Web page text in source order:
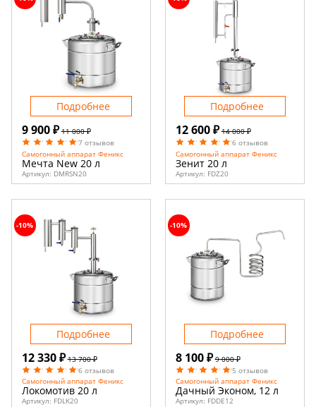
9 900 ₽ 11 000 ₽
7 отзывов
Самогонный аппарат Феникс
Мечта New 20 л
Артикул: DMRSN20
Подробнее
12 600 ₽ 14 000 ₽
6 отзывов
Самогонный аппарат Феникс
Зенит 20 л
Артикул: FDZ20
Подробнее
12 330 ₽ 13 700 ₽
6 отзывов
Самогонный аппарат Феникс
Локомотив 20 л
Артикул: FDLK20
-10%
Подробнее
8 100 ₽ 9 000 ₽
5 отзывов
Самогонный аппарат Феникс
Дачный Эконом, 12 л
Артикул: FDDE12
-10%
Подробнее